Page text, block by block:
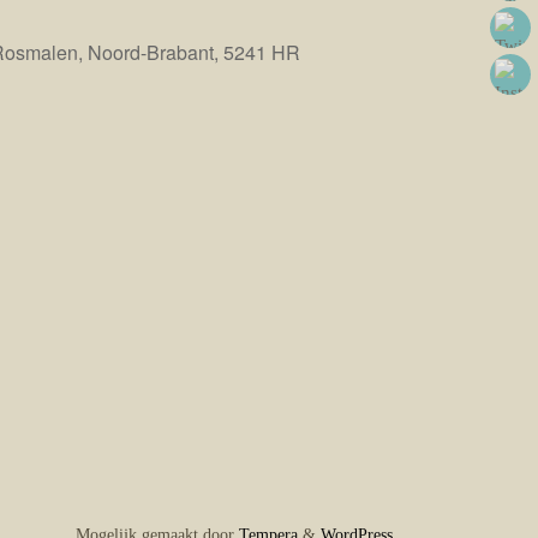
Noord-Brabant, 5241 HR